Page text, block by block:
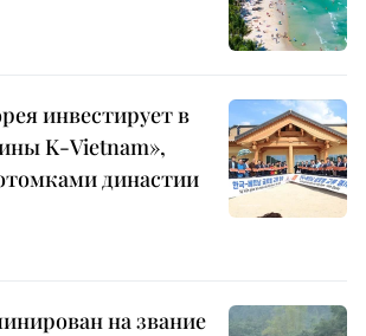
инвестирует в
K-Vietnam»,
династии
на звание